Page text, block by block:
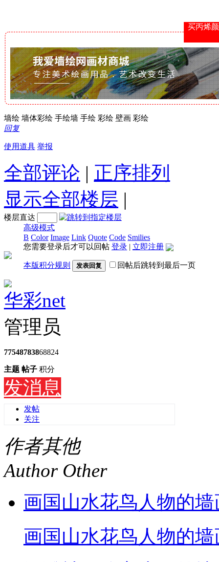
买丙烯
墙绘 墙体彩绘 手绘墙 手绘 彩绘 壁画 彩绘
回复
使用道具 举报
全部评论 | 正序排列
显示全部楼层 |
楼层直达
高级模式
B Color Image Link Quote Code Smilies
您需要登录后才可以回帖 登录 | 立即注册
本版积分规则 发表回复 回帖后跳转到最后一页
华彩net
管理员
7754
主题
87838
帖子
68824
积分
发消息
发帖
关注
作者其他
Author Other
画国山水花鸟人物的
画国山水花鸟人物的